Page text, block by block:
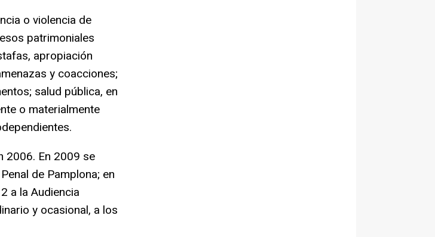
o violencia de
patrimoniales
apropiación
y coacciones;
salud pública, en
o materialmente
2006. En 2009 se
de Pamplona; en
a la Audiencia
y ocasional, a los